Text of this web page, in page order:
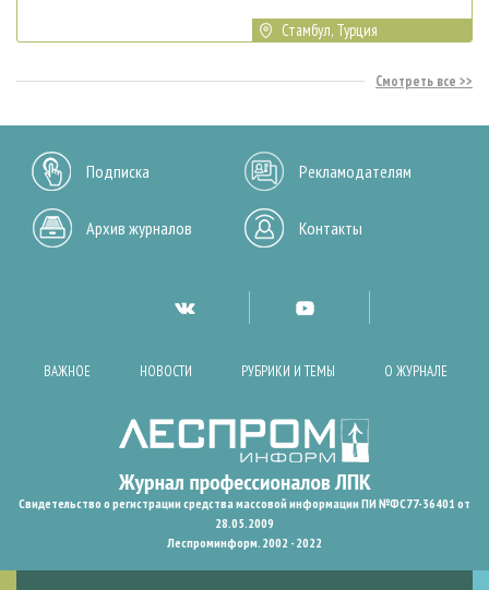
Стамбул, Турция
Смотреть все
Подписка Рекламодателям
Архив журналов Контакты
ВАЖНОЕ НОВОСТИ РУБРИКИ И ТЕМЫ О ЖУРНАЛЕ
Свидетельство о регистрации средства массовой информации ПИ №ФС77-36401 от
28.05.2009
Леспроминформ. 2002 - 2022